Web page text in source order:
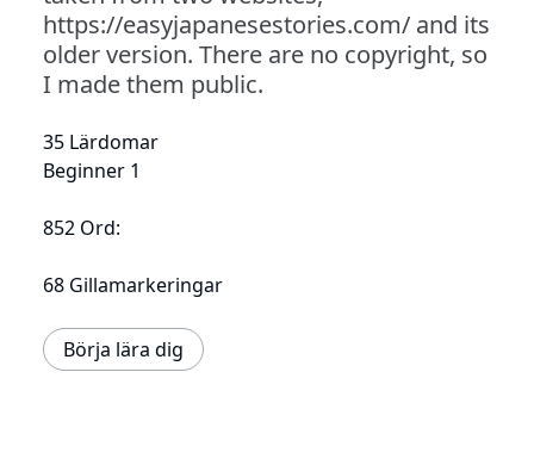
https://easyjapanesestories.com/ and its
older version. There are no copyright, so
I made them public.
35 Lärdomar
Beginner 1
852 Ord:
68 Gillamarkeringar
Börja lära dig